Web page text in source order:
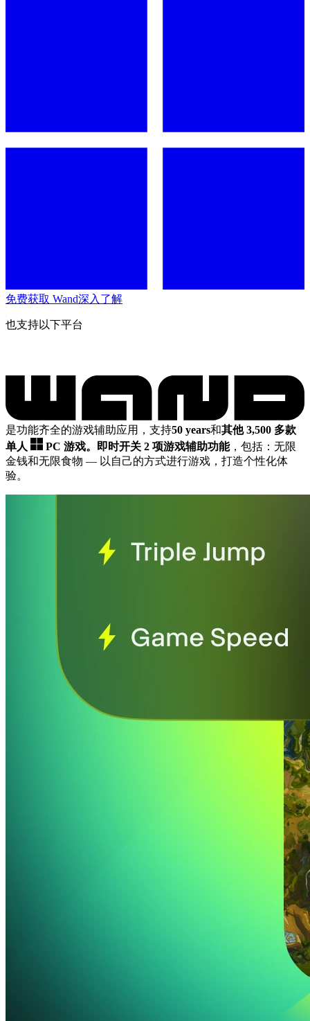
免费获取 Wand深入了解
也支持以下平台
是功能齐全的游戏辅助应用，支持50 years和其他 3,500 多款
单人
PC 游戏。 即时开关 2 项游戏辅助功能，包括：无限
金钱和无限食物 — 以自己的方式进行游戏，打造个性化体
验。